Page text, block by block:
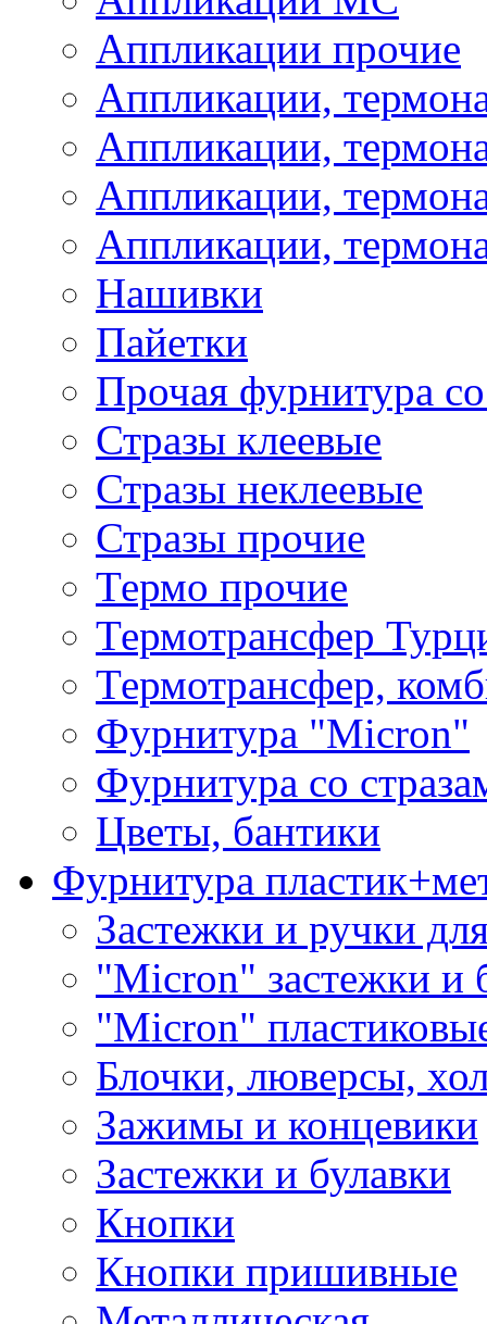
Аппликации прочие
Аппликации,
Аппликации,
Аппликации,
Аппликации,
Нашивки
Пайетки
Прочая фурнитура
Стразы клеевые
Стразы неклеевые
Стразы прочие
Термо прочие
Термотрансфер
Термотрансфер,
Фурнитура "Micron"
Фурнитура со
Цветы, бантики
Фурнитура
Застежки и ручки
"Micron" застежки и
"Micron"
Блочки, люверсы,
Зажимы и концевики
Застежки и булавки
Кнопки
Кнопки пришивные